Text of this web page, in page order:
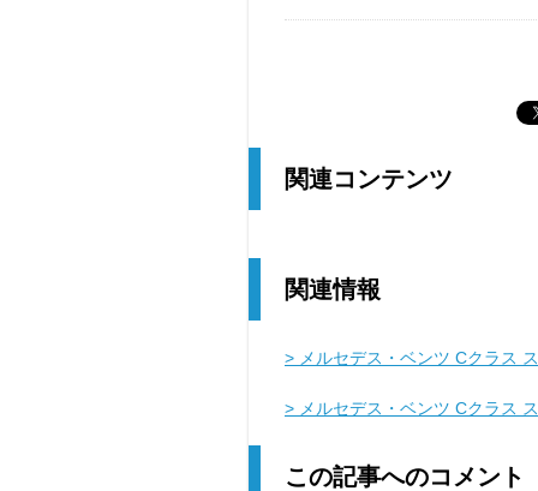
関連コンテンツ
関連情報
> メルセデス・ベンツ Cクラス
> メルセデス・ベンツ Cクラス
この記事へのコメント